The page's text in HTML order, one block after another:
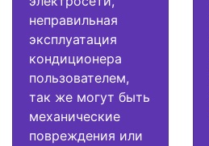
неправильная
эксплуатация
кондиционера
пользователем,
так же могут быть
механические
повреждения или